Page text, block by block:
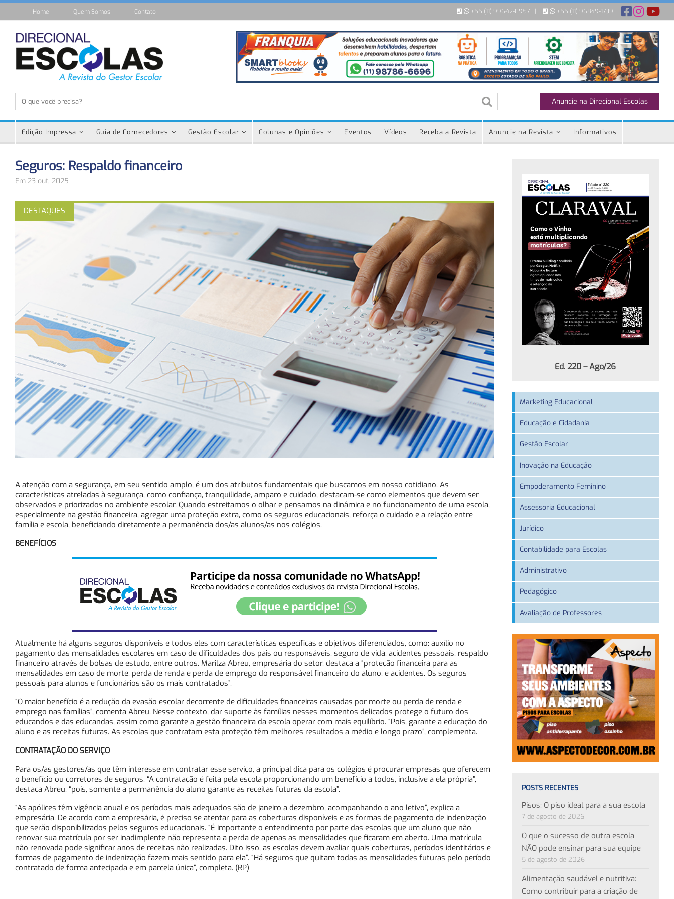
+55 (11) 99642-0957 | +55 (11) 96849-1739
Home Quem Somos Contato
Anuncie na Direcional Escolas
Edição Impressa Guia de Fornecedores Gestão Escolar Colunas e Opiniões Eventos Vídeos Receba a Revista Anuncie na Revista Informativos
Seguros: Respaldo financeiro
Em 23 out, 2025
DESTAQUES
A atenção com a segurança, em seu sentido amplo, é um dos atributos fundamentais que buscamos em nosso cotidiano. As
características atreladas à segurança, como confiança, tranquilidade, amparo e cuidado, destacam-se como elementos que devem ser
observados e priorizados no ambiente escolar. Quando estreitamos o olhar e pensamos na dinâmica e no funcionamento de uma escola,
especialmente na gestão financeira, agregar uma proteção extra, como os seguros educacionais, reforça o cuidado e a relação entre
família e escola, beneficiando diretamente a permanência dos/as alunos/as nos colégios.
BENEFÍCIOS
Atualmente há alguns seguros disponíveis e todos eles com características específicas e objetivos diferenciados, como: auxílio no
pagamento das mensalidades escolares em caso de dificuldades dos pais ou responsáveis, seguro de vida, acidentes pessoais, respaldo
financeiro através de bolsas de estudo, entre outros. Marilza Abreu, empresária do setor, destaca a “proteção financeira para as
mensalidades em caso de morte, perda de renda e perda de emprego do responsável financeiro do aluno, e acidentes. Os seguros
pessoais para alunos e funcionários são os mais contratados”.
“O maior benefício é a redução da evasão escolar decorrente de dificuldades financeiras causadas por morte ou perda de renda e
emprego nas famílias”, comenta Abreu. Nesse contexto, dar suporte às famílias nesses momentos delicados protege o futuro dos
educandos e das educandas, assim como garante a gestão financeira da escola operar com mais equilíbrio. “Pois, garante a educação do
aluno e as receitas futuras​. As escolas que contratam esta proteção têm melhores resultados a médio e longo prazo”, complementa.
CONTRATAÇÃO DO SERVIÇO
Para os/as gestores/as que têm interesse em contratar esse serviço, a principal dica para os colégios é procurar empresas que oferecem
o benefício ou corretores de seguros. “A contratação é feita pela escola proporcionando um benefício a todos, inclusive a ela própria”,
destaca Abreu, “pois, somente a permanência do aluno garante as receitas futuras da escola”.
“As apólices​ ​têm vigência anual e os períodos mais adequados são de janeiro a dezembro, acompanhando o ano letivo”, explica a
empresária. De acordo com a empresária, é preciso se atentar para as coberturas disponíveis e as formas de pagamento de indenização
que serão disponibilizados pelos seguros educacionais. “É importante o entendimento por parte das escolas que um aluno que não
renovar sua matrícula por ser inadimplente não representa a perda de apenas as mensalidades que ficaram em aberto. Uma matrícula
não renovada pode significar anos de receitas não realizadas. Dito isso, as escolas devem avaliar quais coberturas, períodos identitários e
formas de pagamento de indenização fazem mais sentido para ela”. “​Há seguros que quitam todas as mensalidades futuras pelo período
contratado de forma antecipada e em parcela única”, completa. (RP)
Ed. 220 – Ago/26
Marketing Educacional
Educação e Cidadania
Gestão Escolar
Inovação na Educação
Empoderamento Feminino
Assessoria Educacional
Jurídico
Contabilidade para Escolas
Administrativo
Pedagógico
Avaliação de Professores
POSTS RECENTES
Pisos: O piso ideal para a sua escola
7 de agosto de 2026
O que o sucesso de outra escola
NÃO pode ensinar para sua equipe
5 de agosto de 2026
Alimentação saudável e nutritiva:
Como contribuir para a criação de